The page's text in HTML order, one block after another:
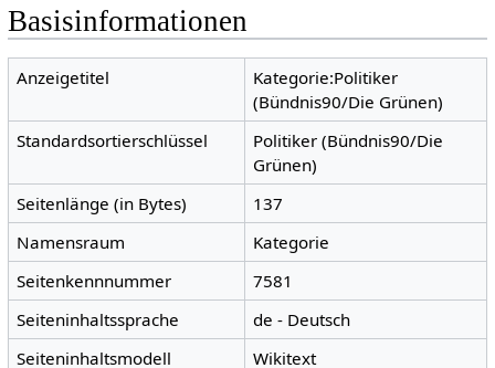
Basisinformationen
Anzeigetitel
Kategorie:Politiker
(Bündnis90/Die Grünen)
Standardsortierschlüssel
Politiker (Bündnis90/Die
Grünen)
Seitenlänge (in Bytes)
137
Namensraum
Kategorie
Seitenkennnummer
7581
Seiteninhaltssprache
de - Deutsch
Seiteninhaltsmodell
Wikitext